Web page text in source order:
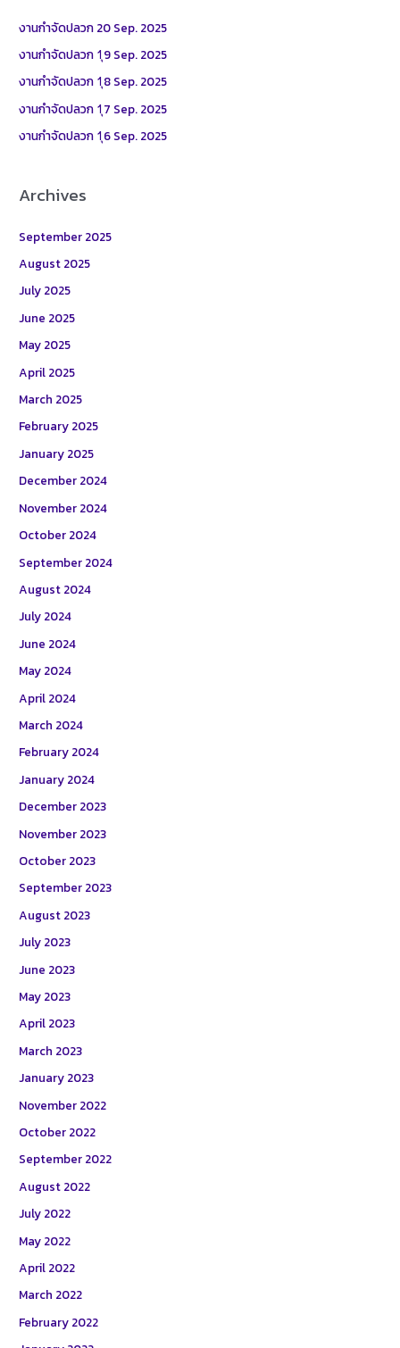
h
:
งานกำจัดปลวก 20 Sep. 2025
งานกำจัดปลวก 1ุ9 Sep. 2025
งานกำจัดปลวก 1ุ8 Sep. 2025
งานกำจัดปลวก 1ุ7 Sep. 2025
งานกำจัดปลวก 1ุ6 Sep. 2025
Archives
September 2025
August 2025
July 2025
June 2025
May 2025
April 2025
March 2025
February 2025
January 2025
December 2024
November 2024
October 2024
September 2024
August 2024
July 2024
June 2024
May 2024
April 2024
March 2024
February 2024
January 2024
December 2023
November 2023
October 2023
September 2023
August 2023
July 2023
June 2023
May 2023
April 2023
March 2023
January 2023
November 2022
October 2022
September 2022
August 2022
July 2022
May 2022
April 2022
March 2022
February 2022